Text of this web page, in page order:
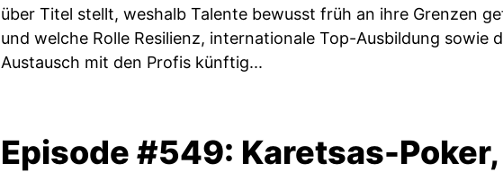
über Titel stellt, weshalb Talente bewusst früh an ihre Grenzen
und welche Rolle Resilienz, internationale Top-Ausbildung sowie
Austausch mit den Profis künftig...
Episode #549: Karetsas-Poker,